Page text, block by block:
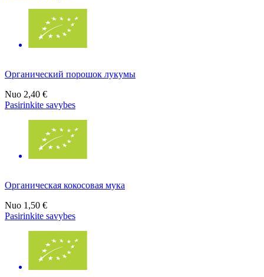
Органический порошок лукумы
Nuo 2,40 €
Pasirinkite savybes
Органическая кокосовая мука
Nuo 1,50 €
Pasirinkite savybes